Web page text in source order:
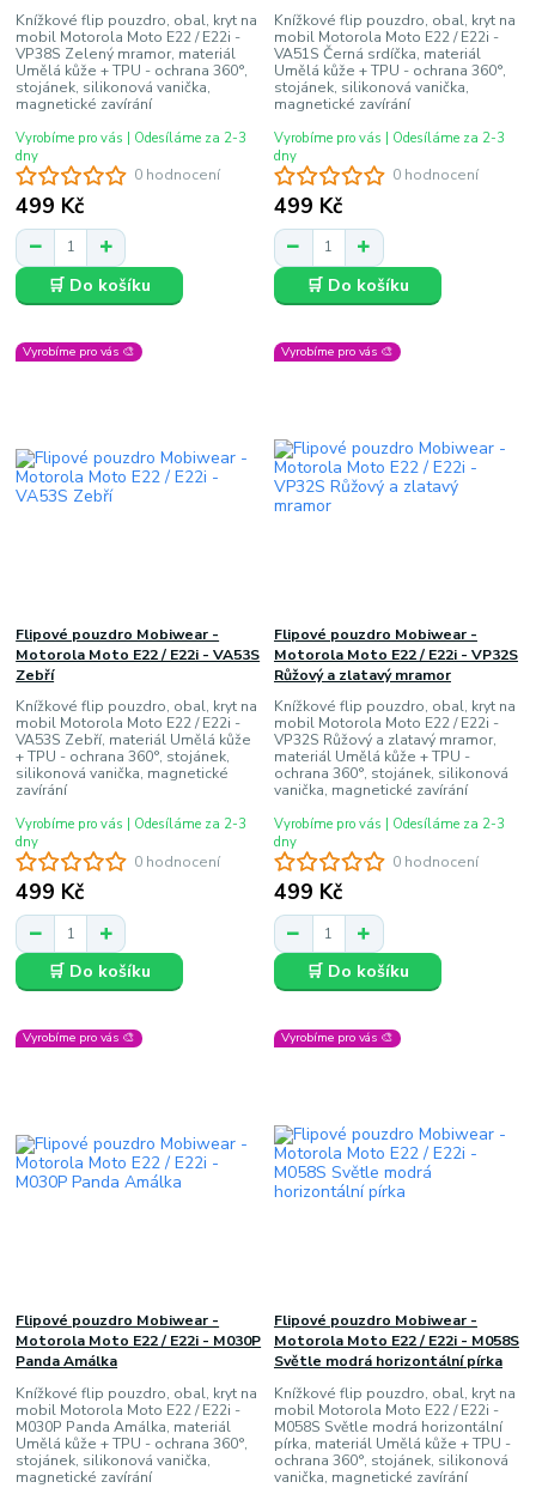
0 hodnocení
Knížkové flip pouzdro, obal, kryt na
mobil Motorola Moto E22 / E22i -
VP38S Zelený mramor, materiál
Umělá kůže + TPU - ochrana 360°,
stojánek, silikonová vanička,
magnetické zavírání
499 Kč
Vyrobíme pro vás | Odesíláme za 2-3
dny
🛒 Do košíku
0 hodnocení
Knížkové flip pouzdro, obal, kryt na
mobil Motorola Moto E22 / E22i -
VA51S Černá srdíčka, materiál
Umělá kůže + TPU - ochrana 360°,
stojánek, silikonová vanička,
magnetické zavírání
499 Kč
Vyrobíme pro vás | Odesíláme za 2-3
dny
🛒 Do košíku
Vyrobíme pro vás 🎨
0 hodnocení
Flipové pouzdro Mobiwear -
Motorola Moto E22 / E22i - VA53S
Zebří
Knížkové flip pouzdro, obal, kryt na
mobil Motorola Moto E22 / E22i -
VA53S Zebří, materiál Umělá kůže
+ TPU - ochrana 360°, stojánek,
silikonová vanička, magnetické
zavírání
499 Kč
Vyrobíme pro vás | Odesíláme za 2-3
dny
🛒 Do košíku
Vyrobíme pro vás 🎨
0 hodnocení
Flipové pouzdro Mobiwear -
Motorola Moto E22 / E22i - VP32S
Růžový a zlatavý mramor
Knížkové flip pouzdro, obal, kryt na
mobil Motorola Moto E22 / E22i -
VP32S Růžový a zlatavý mramor,
materiál Umělá kůže + TPU -
ochrana 360°, stojánek, silikonová
vanička, magnetické zavírání
499 Kč
Vyrobíme pro vás | Odesíláme za 2-3
dny
🛒 Do košíku
Vyrobíme pro vás 🎨
Flipové pouzdro Mobiwear -
Motorola Moto E22 / E22i - M030P
Panda Amálka
Knížkové flip pouzdro, obal, kryt na
mobil Motorola Moto E22 / E22i -
M030P Panda Amálka, materiál
Umělá kůže + TPU - ochrana 360°,
stojánek, silikonová vanička,
magnetické zavírání
Vyrobíme pro vás 🎨
Flipové pouzdro Mobiwear -
Motorola Moto E22 / E22i - M058S
Světle modrá horizontální pírka
Knížkové flip pouzdro, obal, kryt na
mobil Motorola Moto E22 / E22i -
M058S Světle modrá horizontální
pírka, materiál Umělá kůže + TPU -
ochrana 360°, stojánek, silikonová
vanička, magnetické zavírání